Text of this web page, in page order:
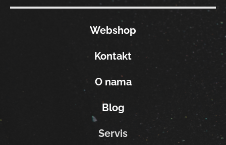
Webshop
Kontakt
O nama
Blog
Servis